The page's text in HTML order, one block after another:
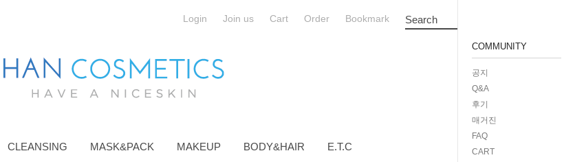
Login Join us Cart Order Bookmark Search
CLEANSING MASK&PACK MAKEUP BODY&HAIR E.T.C
COMMUNITY
공지
Q&A
후기
매거진
FAQ
CART